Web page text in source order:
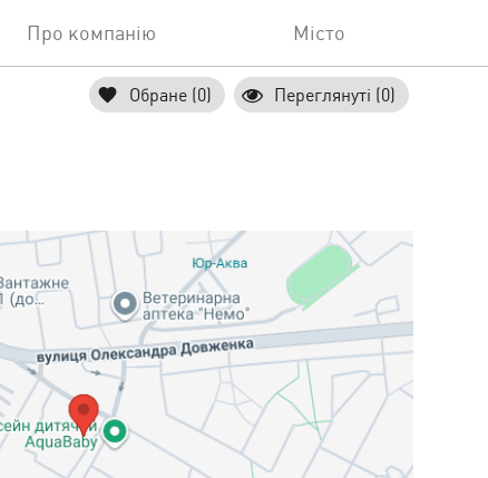
Про компанію Місто
Обране (0) Переглянуті (0)